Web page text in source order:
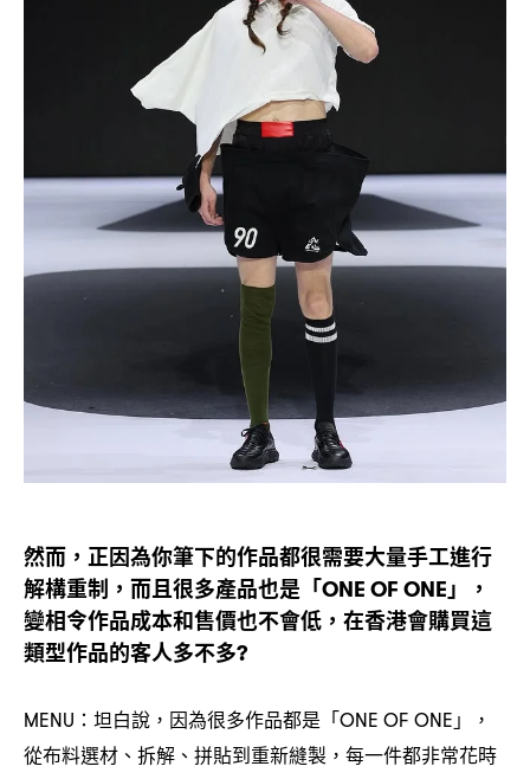
然而 ， 正因為你筆下的作品都很需要大量手工進行
解構重制 ， 而且很多產品也是「ONE OF ONE」 ，
變相令作品成本和售價也不會低 ， 在香港會購買這
類型作品的客人多不多?
MENU： 坦白說 ， 因為很多作品都是「ONE OF ONE 」 ，
從布料選材、拆解、拼貼到重新縫製 ， 每一件都非常花時